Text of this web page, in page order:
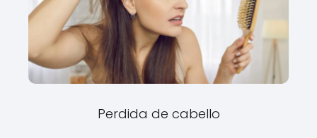
Perdida de cabello